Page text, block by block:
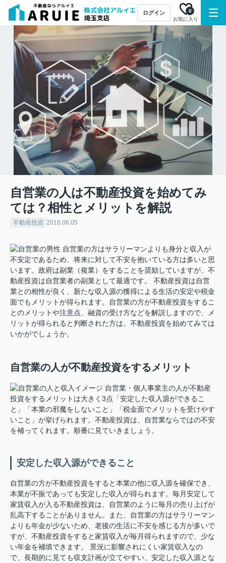
ログイン
お気に入り
0
自営業の人は不動産投資を始めてみ
ては？相性とメリットを解説
不動産投資 2018.06.05
自営業の方はサラリーマンよりも身分と収入が
不安定であるため、将来に対して不安を抱いている方は多いと思
います。政府は副業（複業）をすることを奨励していますが、不
動産投資は自営業者の副業として最適です。 不動産投資は自営
業との相性が良く、新たな収入源の獲得による生活の安定や税金
面でもメリットが得られます。自営業の方が不動産投資をするこ
とのメリットや注意点、融資の受け方などを解説しますので、メ
リットが得られると判断された方は、不動産投資を始めてみては
いかがでしょうか。
自営業の人が不動産投資をするメリット
自営業・個人事業主の人が不動産
投資をするメリットは大きく3点「安定した収入源ができるこ
と」「本業の邪魔をしないこと」「税金面でメリットを受けやす
いこと」が挙げられます。不動産投資は、自営業ならではの不安
を補ってくれます。順番に見ていきましょう。
安定した収入源ができること
自営業の方が不動産投資をすると本業の他に収入源を確保でき、
本業が不振であっても安定した収入が得られます。毎月安定して
家賃収入が入る不動産投資は、自営業のように毎月の売り上げが
乱高下することがありません。また、自営業の方はサラリーマン
よりも年金が少ないため、老後の生活に不安を感じる方が多いで
すが、不動産投資をすると家賃収入が毎月得られますので、少な
い年金を補填できます。 景況に影響されにくい家賃収入なの
で、長期的に見ても収支計画が立てやすい、安定した収入源とな